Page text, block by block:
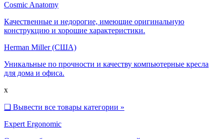
Cosmic Anatomy
Качественные и недорогие, имеющие оригинальную
конструкцию и хорошие характеристики.
Herman Miller (США)
Уникальные по прочности и качеству компьютерные кресла
для дома и офиса.
x
❑ Вывести все товары категории »
Expert Ergonomic